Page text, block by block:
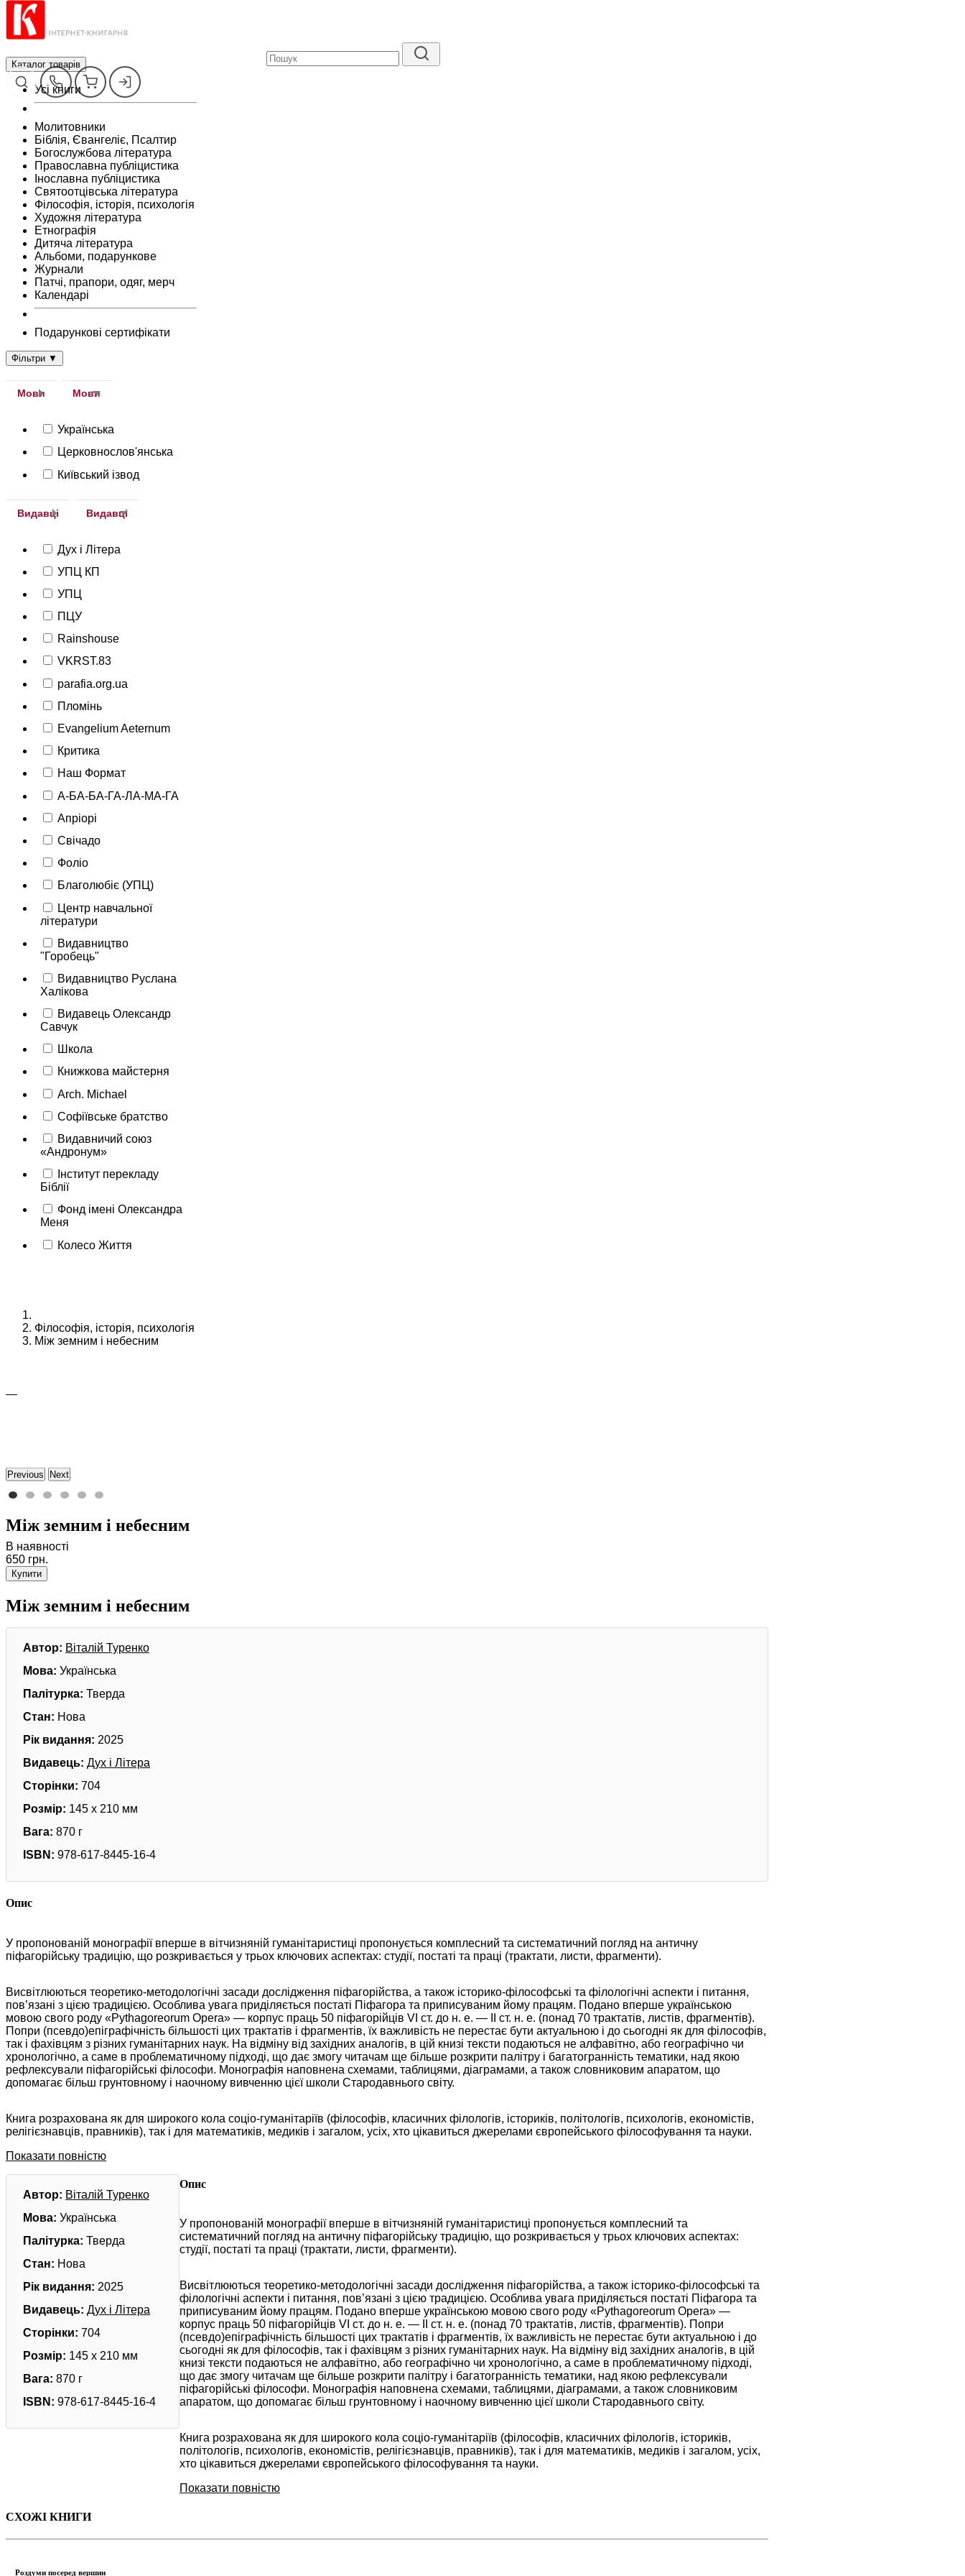
Каталог товарів
Усі книги
Молитовники
Біблія, Євангеліє, Псалтир
Богослужбова література
Православна публіцистика
Інославна публіцистика
Святоотцівська література
Філософія, історія, психологія
Художня література
Етнографія
Дитяча література
Альбоми, подарункове
Журнали
Патчі, прапори, одяг, мерч
Календарі
Подарункові сертифікати
Фільтри ▼
Мови Мови
Українська
Церковнослов'янська
Київський ізвод
Видавці Видавці
Дух і Літера
УПЦ КП
УПЦ
ПЦУ
Rainshouse
VKRST.83
parafia.org.ua
Пломінь
Evangelium Aeternum
Критика
Наш Формат
А-БА-БА-ГА-ЛА-МА-ГА
Апріорі
Свічадо
Фоліо
Благолюбіє (УПЦ)
Центр навчальної
літератури
Видавництво
"Горобець"
Видавництво Руслана
Халікова
Видавець Олександр
Савчук
Школа
Книжкова майстерня
Arch. Michael
Софіївське братство
Видавничий союз
«Андронум»
Інститут перекладу
Біблії
Фонд імені Олександра
Меня
Колесо Життя
Філософія, історія, психологія
Між земним і небесним
Previous Next
Між земним і небесним
В наявності
650 грн.
Купити
Між земним і небесним
Автор: Віталій Туренко
Мова: Українська
Палітурка: Тверда
Стан: Нова
Рік видання: 2025
Видавець: Дух і Літера
Сторінки: 704
Розмір: 145 х 210 мм
Вага: 870 г
ISBN: 978-617-8445-16-4
Опис
У пропонованій монографії вперше в вітчизняній гуманітаристиці пропонується комплесний та систематичний погляд на античну
піфагорійську традицію, що розкривається у трьох ключових аспектах: студії, постаті та праці (трактати, листи, фрагменти).
Висвітлюються теоретико-методологічні засади дослідження піфагорійства, а також історико-філософські та філологічні аспекти і питання,
пов’язані з цією традицією. Особлива увага приділяється постаті Піфагора та приписуваним йому працям. Подано вперше українською
мовою свого роду «Pythagoreorum Opera» — корпус праць 50 піфагорійців VI ст. до н. е. — II ст. н. е. (понад 70 трактатів, листів, фрагментів).
Попри (псевдо)епіграфічність більшості цих трактатів і фрагментів, їх важливість не перестає бути актуальною і до сьогодні як для філософів,
так і фахівцям з різних гуманітарних наук. На відміну від західних аналогів, в цій книзі тексти подаються не алфавітно, або географічно чи
хронологічно, а саме в проблематичному підході, що дає змогу читачам ще більше розкрити палітру і багатогранність тематики, над якою
рефлексували піфагорійські філософи. Монографія наповнена схемами, таблицями, діаграмами, а також словниковим апаратом, що
допомагає більш грунтовному і наочному вивченню цієї школи Стародавнього світу.
Книга розрахована як для широкого кола соціо-гуманітаріїв (філософів, класичних філологів, істориків, політологів, психологів, економістів,
релігієзнавців, правників), так і для математиків, медиків і загалом, усіх, хто цікавиться джерелами європейського філософування та науки.
Показати повністю
Автор: Віталій Туренко
Мова: Українська
Палітурка: Тверда
Стан: Нова
Рік видання: 2025
Видавець: Дух і Літера
Сторінки: 704
Розмір: 145 х 210 мм
Вага: 870 г
ISBN: 978-617-8445-16-4
Опис
У пропонованій монографії вперше в вітчизняній гуманітаристиці пропонується комплесний та
систематичний погляд на античну піфагорійську традицію, що розкривається у трьох ключових аспектах:
студії, постаті та праці (трактати, листи, фрагменти).
Висвітлюються теоретико-методологічні засади дослідження піфагорійства, а також історико-філософські та
філологічні аспекти і питання, пов’язані з цією традицією. Особлива увага приділяється постаті Піфагора та
приписуваним йому працям. Подано вперше українською мовою свого роду «Pythagoreorum Opera» —
корпус праць 50 піфагорійців VI ст. до н. е. — II ст. н. е. (понад 70 трактатів, листів, фрагментів). Попри
(псевдо)епіграфічність більшості цих трактатів і фрагментів, їх важливість не перестає бути актуальною і до
сьогодні як для філософів, так і фахівцям з різних гуманітарних наук. На відміну від західних аналогів, в цій
книзі тексти подаються не алфавітно, або географічно чи хронологічно, а саме в проблематичному підході,
що дає змогу читачам ще більше розкрити палітру і багатогранність тематики, над якою рефлексували
піфагорійські філософи. Монографія наповнена схемами, таблицями, діаграмами, а також словниковим
апаратом, що допомагає більш грунтовному і наочному вивченню цієї школи Стародавнього світу.
Книга розрахована як для широкого кола соціо-гуманітаріїв (філософів, класичних філологів, істориків,
політологів, психологів, економістів, релігієзнавців, правників), так і для математиків, медиків і загалом, усіх,
хто цікавиться джерелами європейського філософування та науки.
Показати повністю
СХОЖІ КНИГИ
Роздуми посеред вершин